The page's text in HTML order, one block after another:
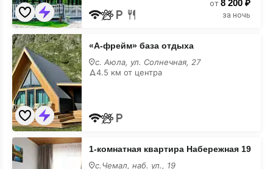
от 8 200 ₽
за ночь
«А-
фрейм»
база
отдыха
«А-фрейм» база отдыха
с. Аюла, ул. Солнечная, 27
4.5 км от центра
1-
комнатная
квартира
1-комнатная квартира Набережная 19
с.Чемал, наб. ул., 19